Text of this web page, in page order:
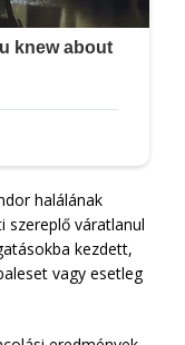
halálának
szereplő váratlanul
kezdett,
vagy esetleg